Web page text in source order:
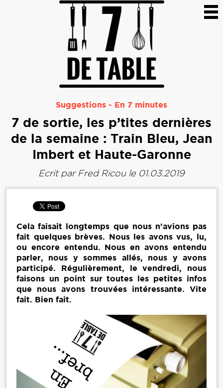
Suggestions - En 7 minutes
7 de sortie, les p’tites dernières
de la semaine : Train Bleu, Jean
Imbert et Haute-Garonne
Ecrit par Fred Ricoule 01.03.2019
Cela faisait longtemps que nous n'avions pas
fait quelques brèves. Nous les avons vus, lu,
ou encore entendu. Nous en avons entendu
parler, nous y sommes allés, nous y avons
participé. Régulièrement, le vendredi, nous
faisons un point sur toutes les petites infos
que nous avons trouvées intéressante. Vite
fait. Bien fait.